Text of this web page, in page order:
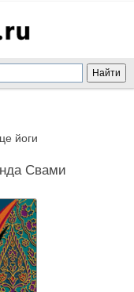
йоги
Свами